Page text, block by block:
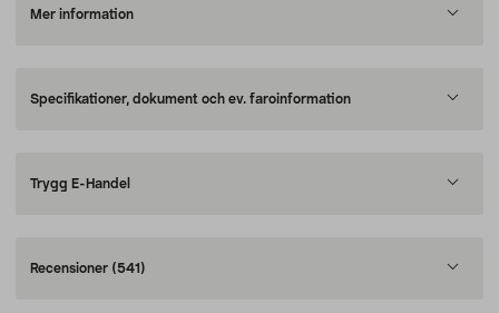
Mer information
Specifikationer, dokument och ev. faroinformation
Trygg E-Handel
Recensioner (541)